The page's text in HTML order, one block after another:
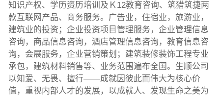
知识产权、学历资历培训及Ｋ12教育咨询、筑猎筑捷两
款互联网产品、商务服务。广告业，住宿业，旅游业，
建筑业的投资；企业投资项目管理服务，企业管理信息
咨询，商品信息咨询，酒店管理信息咨询，教育信息咨
询，会展服务，企业营销策划；建筑装修装饰工程专业
承包，建筑材料销售等、业务范围遍布全国。生顺公司
以知爱、无畏、擅行——成就因彼此而伟大为核心价
值，重视内部人才的发展，以成就人、发现生命之美为